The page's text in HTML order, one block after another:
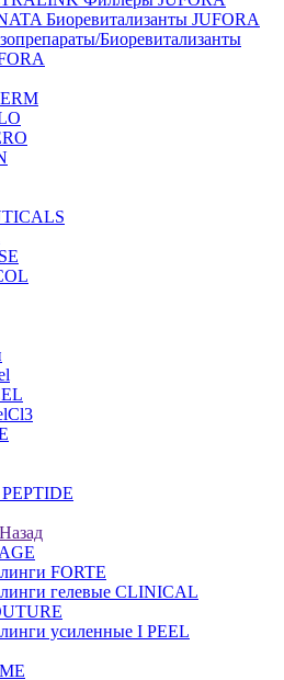
Биоревитализанты JUFORA
Биоревитализанты
Назад
FORTE
гелевые CLINICAL
усиленные I PEEL